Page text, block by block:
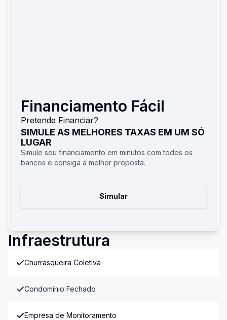
Financiamento Fácil
Pretende Financiar?
SIMULE AS MELHORES TAXAS EM UM SÓ
LUGAR
Simule seu financiamento em minutos com todos os
bancos e consiga a melhor proposta.
Simular
Infraestrutura
Churrasqueira Coletiva
Condomínio Fechado
Empresa de Monitoramento